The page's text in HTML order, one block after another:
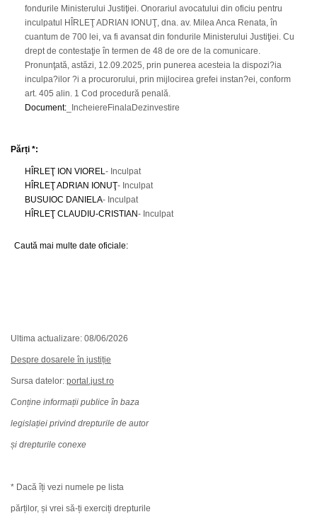
fondurile Ministerului Justiţiei. Onorariul avocatului din oficiu pentru
inculpatul HÎRLEŢ ADRIAN IONUŢ, dna. av. Milea Anca Renata, în
cuantum de 700 lei, va fi avansat din fondurile Ministerului Justiţiei. Cu
drept de contestaţie în termen de 48 de ore de la comunicare.
Pronunţată, astăzi, 12.09.2025, prin punerea acesteia la dispozi?ia
inculpa?ilor ?i a procurorului, prin mijlocirea grefei instan?ei, conform
art. 405 alin. 1 Cod procedură penală.
Document: _IncheiereFinalaDezinvestire
Părți *:
HÎRLEŢ ION VIOREL- Inculpat
HÎRLEŢ ADRIAN IONUŢ- Inculpat
BUSUIOC DANIELA- Inculpat
HÎRLEŢ CLAUDIU-CRISTIAN- Inculpat
Caută mai multe date oficiale:
Ultima actualizare: 08/06/2026
Despre dosarele în justiție
Sursa datelor: portal.just.ro
Conține informații publice în baza
legislației privind drepturile de autor
și drepturile conexe
* Dacă îți vezi numele pe lista
părților, și vrei să-ți exerciți drepturile